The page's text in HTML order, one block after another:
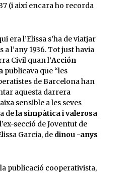
(i així encara ho recorda
era l’Elissa s’ha de viatjar
a l’any 1936. Tot just havia
Civil quan l’Acción
publicava que “les
de Barcelona han
aquesta darrera
sensible a les seves
dela simpàtica i valerosa
secció de Joventut de
Garcia, de dinou -anys
publicació cooperativista,